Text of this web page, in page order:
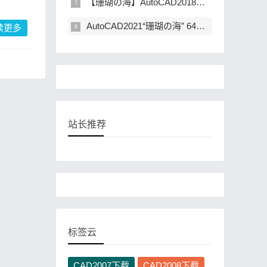
更多
【珊瑚の海】AutoCAD2018简体中文精简直装版下载
AutoCAD2021“珊瑚の海” 64位精简优化版下载
站长推荐
标签云